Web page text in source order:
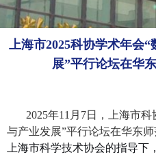
上海市2025科协学术年会
展”平行论坛在华
2025年11月7日，上海市
与产业发展”平行论坛在华东
上海市科学技术协会的指导